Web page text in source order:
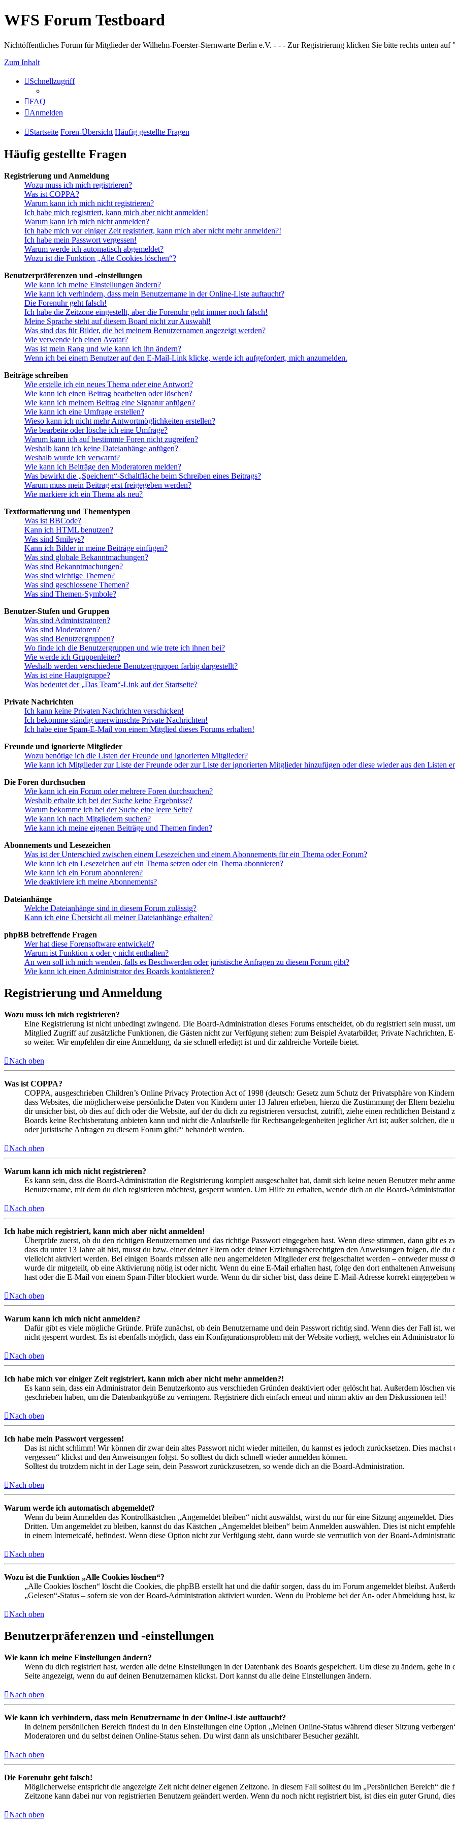
WFS Forum Testboard
Nichtöffentliches Forum für Mitglieder der Wilhelm-Foerster-Sternwarte Berlin e.V. - - - Zur Registrierung klicken Sie bitte rechts unten auf
Zum Inhalt
Schnellzugriff
FAQ
Anmelden
Startseite Foren-Übersicht Häufig gestellte Fragen
Häufig gestellte Fragen
Registrierung und Anmeldung
Wozu muss ich mich registrieren?
Was ist COPPA?
Warum kann ich mich nicht registrieren?
Ich habe mich registriert, kann mich aber nicht anmelden!
Warum kann ich mich nicht anmelden?
Ich habe mich vor einiger Zeit registriert, kann mich aber nicht mehr anmelden?!
Ich habe mein Passwort vergessen!
Warum werde ich automatisch abgemeldet?
Wozu ist die Funktion „Alle Cookies löschen“?
Benutzerpräferenzen und -einstellungen
Wie kann ich meine Einstellungen ändern?
Wie kann ich verhindern, dass mein Benutzername in der Online-Liste auftaucht?
Die Forenuhr geht falsch!
Ich habe die Zeitzone eingestellt, aber die Forenuhr geht immer noch falsch!
Meine Sprache steht auf diesem Board nicht zur Auswahl!
Was sind das für Bilder, die bei meinem Benutzernamen angezeigt werden?
Wie verwende ich einen Avatar?
Was ist mein Rang und wie kann ich ihn ändern?
Wenn ich bei einem Benutzer auf den E-Mail-Link klicke, werde ich aufgefordert, mich anzumelden.
Beiträge schreiben
Wie erstelle ich ein neues Thema oder eine Antwort?
Wie kann ich einen Beitrag bearbeiten oder löschen?
Wie kann ich meinem Beitrag eine Signatur anfügen?
Wie kann ich eine Umfrage erstellen?
Wieso kann ich nicht mehr Antwortmöglichkeiten erstellen?
Wie bearbeite oder lösche ich eine Umfrage?
Warum kann ich auf bestimmte Foren nicht zugreifen?
Weshalb kann ich keine Dateianhänge anfügen?
Weshalb wurde ich verwarnt?
Wie kann ich Beiträge den Moderatoren melden?
Was bewirkt die „Speichern“-Schaltfläche beim Schreiben eines Beitrags?
Warum muss mein Beitrag erst freigegeben werden?
Wie markiere ich ein Thema als neu?
Textformatierung und Thementypen
Was ist BBCode?
Kann ich HTML benutzen?
Was sind Smileys?
Kann ich Bilder in meine Beiträge einfügen?
Was sind globale Bekanntmachungen?
Was sind Bekanntmachungen?
Was sind wichtige Themen?
Was sind geschlossene Themen?
Was sind Themen-Symbole?
Benutzer-Stufen und Gruppen
Was sind Administratoren?
Was sind Moderatoren?
Was sind Benutzergruppen?
Wo finde ich die Benutzergruppen und wie trete ich ihnen bei?
Wie werde ich Gruppenleiter?
Weshalb werden verschiedene Benutzergruppen farbig dargestellt?
Was ist eine Hauptgruppe?
Was bedeutet der „Das Team“-Link auf der Startseite?
Private Nachrichten
Ich kann keine Privaten Nachrichten verschicken!
Ich bekomme ständig unerwünschte Private Nachrichten!
Ich habe eine Spam-E-Mail von einem Mitglied dieses Forums erhalten!
Freunde und ignorierte Mitglieder
Wozu benötige ich die Listen der Freunde und ignorierten Mitglieder?
Wie kann ich Mitglieder zur Liste der Freunde oder zur Liste der ignorierten Mitglieder hinzufügen oder diese wieder aus den Listen
Die Foren durchsuchen
Wie kann ich ein Forum oder mehrere Foren durchsuchen?
Weshalb erhalte ich bei der Suche keine Ergebnisse?
Warum bekomme ich bei der Suche eine leere Seite?
Wie kann ich nach Mitgliedern suchen?
Wie kann ich meine eigenen Beiträge und Themen finden?
Abonnements und Lesezeichen
Was ist der Unterschied zwischen einem Lesezeichen und einem Abonnements für ein Thema oder Forum?
Wie kann ich ein Lesezeichen auf ein Thema setzen oder ein Thema abonnieren?
Wie kann ich ein Forum abonnieren?
Wie deaktiviere ich meine Abonnements?
Dateianhänge
Welche Dateianhänge sind in diesem Forum zulässig?
Kann ich eine Übersicht all meiner Dateianhänge erhalten?
phpBB betreffende Fragen
Wer hat diese Forensoftware entwickelt?
Warum ist Funktion x oder y nicht enthalten?
An wen soll ich mich wenden, falls es Beschwerden oder juristische Anfragen zu diesem Forum gibt?
Wie kann ich einen Administrator des Boards kontaktieren?
Registrierung und Anmeldung
Wozu muss ich mich registrieren?
Eine Registrierung ist nicht unbedingt zwingend. Die Board-Administration dieses Forums entscheidet, ob du registriert sein musst,
Mitglied Zugriff auf zusätzliche Funktionen, die Gästen nicht zur Verfügung stehen: zum Beispiel Avatarbilder, Private Nachrichten,
so weiter. Wir empfehlen dir eine Anmeldung, da sie schnell erledigt ist und dir zahlreiche Vorteile bietet.
Nach oben
Was ist COPPA?
COPPA, ausgeschrieben Children’s Online Privacy Protection Act of 1998 (deutsch: Gesetz zum Schutz der Privatsphäre von
dass Websites, die möglicherweise persönliche Daten von Kindern unter 13 Jahren erheben, hierzu die Zustimmung der Eltern
dir unsicher bist, ob dies auf dich oder die Website, auf der du dich zu registrieren versuchst, zutrifft, ziehe einen rechtlichen
Boards keine Rechtsberatung anbieten kann und nicht die Anlaufstelle für Rechtsangelegenheiten jeglicher Art ist; außer solchen,
oder juristische Anfragen zu diesem Forum gibt?“ behandelt werden.
Nach oben
Warum kann ich mich nicht registrieren?
Es kann sein, dass die Board-Administration die Registrierung komplett ausgeschaltet hat, damit sich keine neuen Benutzer mehr
Benutzername, mit dem du dich registrieren möchtest, gesperrt wurden. Um Hilfe zu erhalten, wende dich an die Board-
Nach oben
Ich habe mich registriert, kann mich aber nicht anmelden!
Überprüfe zuerst, ob du den richtigen Benutzernamen und das richtige Passwort eingegeben hast. Wenn diese stimmen, dann gibt es
dass du unter 13 Jahre alt bist, musst du bzw. einer deiner Eltern oder deiner Erziehungsberechtigten den Anweisungen folgen, die
vielleicht aktiviert werden. Bei einigen Boards müssen alle neu angemeldeten Mitglieder erst freigeschaltet werden – entweder musst
wurde dir mitgeteilt, ob eine Aktivierung nötig ist oder nicht. Wenn du eine E-Mail erhalten hast, folge den dort enthaltenen
hast oder die E-Mail von einem Spam-Filter blockiert wurde. Wenn du dir sicher bist, dass deine E-Mail-Adresse korrekt eingegeben
Nach oben
Warum kann ich mich nicht anmelden?
Dafür gibt es viele mögliche Gründe. Prüfe zunächst, ob dein Benutzername und dein Passwort richtig sind. Wenn dies der Fall ist,
nicht gesperrt wurdest. Es ist ebenfalls möglich, dass ein Konfigurationsproblem mit der Website vorliegt, welches ein Administrator
Nach oben
Ich habe mich vor einiger Zeit registriert, kann mich aber nicht mehr anmelden?!
Es kann sein, dass ein Administrator dein Benutzerkonto aus verschieden Gründen deaktiviert oder gelöscht hat. Außerdem löschen
geschrieben haben, um die Datenbankgröße zu verringern. Registriere dich einfach erneut und nimm aktiv an den Diskussionen teil!
Nach oben
Ich habe mein Passwort vergessen!
Das ist nicht schlimm! Wir können dir zwar dein altes Passwort nicht wieder mitteilen, du kannst es jedoch zurücksetzen. Dies
vergessen“ klickst und den Anweisungen folgst. So solltest du dich schnell wieder anmelden können.
Solltest du trotzdem nicht in der Lage sein, dein Passwort zurückzusetzen, so wende dich an die Board-Administration.
Nach oben
Warum werde ich automatisch abgemeldet?
Wenn du beim Anmelden das Kontrollkästchen „Angemeldet bleiben“ nicht auswählst, wirst du nur für eine Sitzung angemeldet.
Dritten. Um angemeldet zu bleiben, kannst du das Kästchen „Angemeldet bleiben“ beim Anmelden auswählen. Dies ist nicht
in einem Internetcafé, befindest. Wenn diese Option nicht zur Verfügung steht, dann wurde sie vermutlich von der Board-
Nach oben
Wozu ist die Funktion „Alle Cookies löschen“?
„Alle Cookies löschen“ löscht die Cookies, die phpBB erstellt hat und die dafür sorgen, dass du im Forum angemeldet bleibst.
„Gelesen“-Status – sofern sie von der Board-Administration aktiviert wurden. Wenn du Probleme bei der An- oder Abmeldung hast,
Nach oben
Benutzerpräferenzen und -einstellungen
Wie kann ich meine Einstellungen ändern?
Wenn du dich registriert hast, werden alle deine Einstellungen in der Datenbank des Boards gespeichert. Um diese zu ändern, gehe
Seite angezeigt, wenn du auf deinen Benutzernamen klickst. Dort kannst du alle deine Einstellungen ändern.
Nach oben
Wie kann ich verhindern, dass mein Benutzername in der Online-Liste auftaucht?
In deinem persönlichen Bereich findest du in den Einstellungen eine Option „Meinen Online-Status während dieser Sitzung
Moderatoren und du selbst deinen Online-Status sehen. Du wirst dann als unsichtbarer Besucher gezählt.
Nach oben
Die Forenuhr geht falsch!
Möglicherweise entspricht die angezeigte Zeit nicht deiner eigenen Zeitzone. In diesem Fall solltest du im „Persönlichen Bereich“
Zeitzone kann dabei nur von registrierten Benutzern geändert werden. Wenn du noch nicht registriert bist, ist dies ein guter Grund,
Nach oben